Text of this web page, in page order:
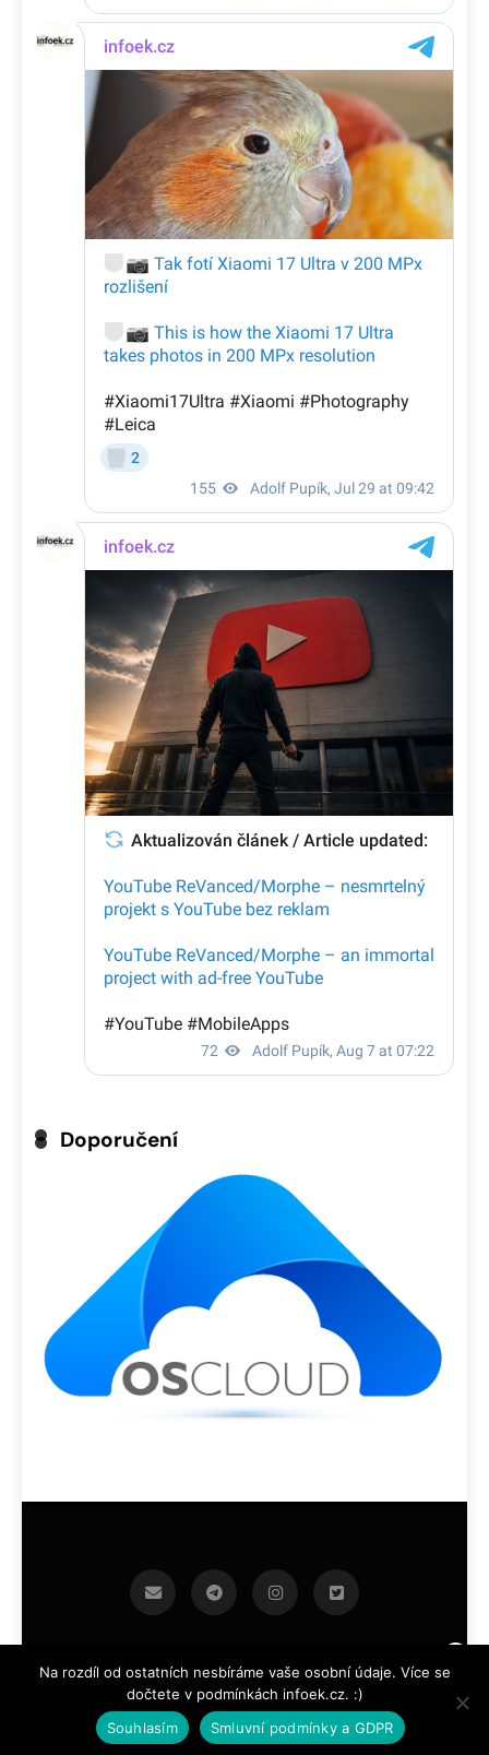
Doporučení
infoek.cz 2026.Developed By BlazeThemes .
Na rozdíl od ostatních nesbíráme vaše osobní údaje. Více se
dočtete v podmínkách infoek.cz. :)
Souhlasím
Smluvní podmínky a GDPR